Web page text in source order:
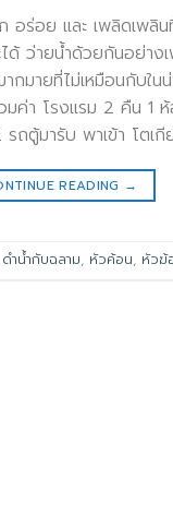
ร่อย และ เพลิดเพลิน
ด้ ว่ายน้ำด้วยกันอย่า
กมายที่ไม่เหมือนกับ
ค่า โรงแรม 2 คืน 1
ตู้มารับ พาเข้า โตเกี
READING →
ดำน้ำกับฉลาม, หัวค้อน, หัวฆ้